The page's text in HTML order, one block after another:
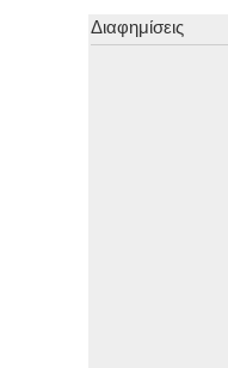
Διαφημίσεις